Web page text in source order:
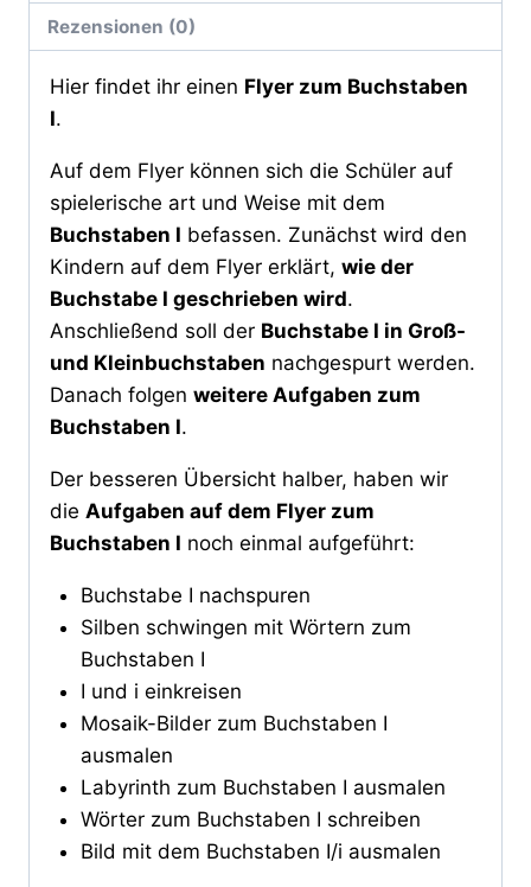
Rezensionen (0)
Hier findet ihr einen Flyer zum Buchstaben
I.
Auf dem Flyer können sich die Schüler auf
spielerische art und Weise mit dem
Buchstaben I befassen. Zunächst wird den
Kindern auf dem Flyer erklärt, wie der
Buchstabe I geschrieben wird.
Anschließend soll der Buchstabe I in Groß-
und Kleinbuchstaben nachgespurt werden.
Danach folgen weitere Aufgaben zum
Buchstaben I.
Der besseren Übersicht halber, haben wir
die Aufgaben auf dem Flyer zum
Buchstaben I noch einmal aufgeführt:
Buchstabe I nachspuren
Silben schwingen mit Wörtern zum
Buchstaben I
I und i einkreisen
Mosaik-Bilder zum Buchstaben I
ausmalen
Labyrinth zum Buchstaben I ausmalen
Wörter zum Buchstaben I schreiben
Bild mit dem Buchstaben I/i ausmalen